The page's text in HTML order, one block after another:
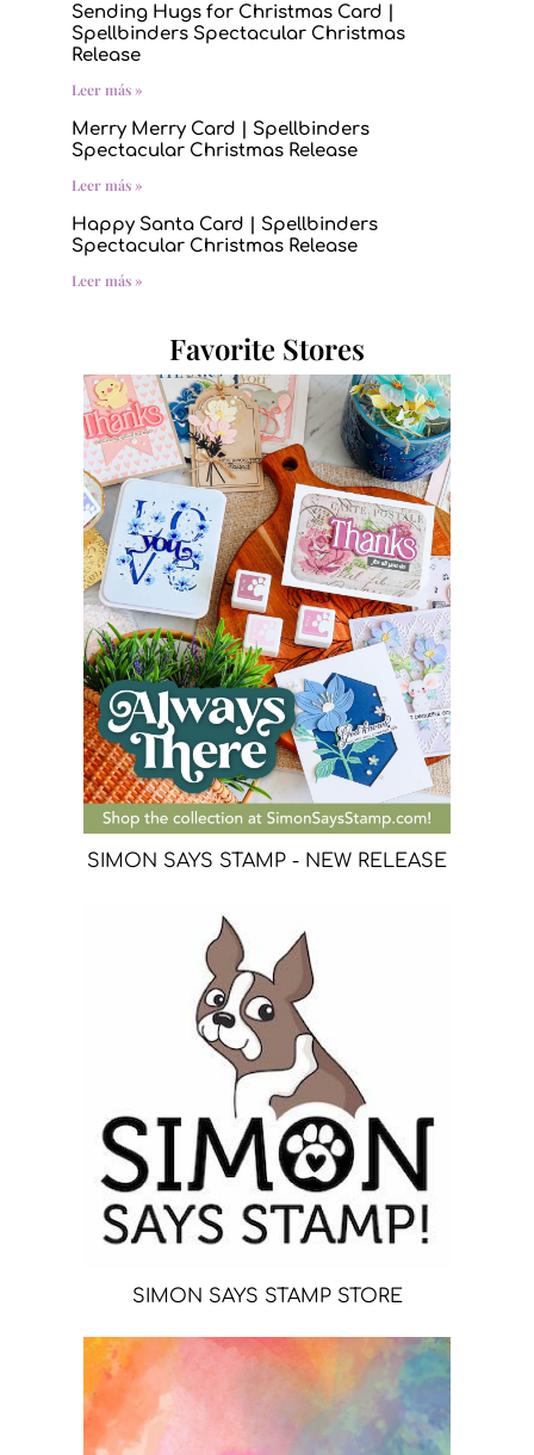
Sending Hugs for Christmas Card |
Spellbinders Spectacular Christmas
Release
Leer más »
Merry Merry Card | Spellbinders
Spectacular Christmas Release
Leer más »
Happy Santa Card | Spellbinders
Spectacular Christmas Release
Leer más »
Favorite Stores
SIMON SAYS STAMP - NEW RELEASE
SIMON SAYS STAMP STORE